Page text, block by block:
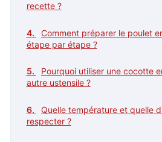
recette ?
Comment préparer le poulet
étape par étape ?
Pourquoi utiliser une cocotte
autre ustensile ?
Quelle température et quelle
respecter ?